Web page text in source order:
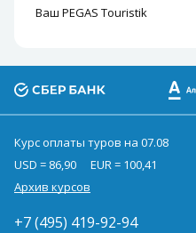
Ваш PEGAS Touristik
Курс оплаты туров на 07.08
USD = 86,90
EUR = 100,41
Архив курсов
+7 (495) 419-92-94